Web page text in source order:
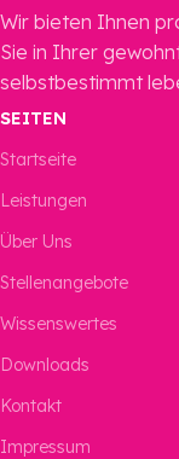
Wir bieten Ihnen
Sie in Ihrer
selbstbestimmt
SEITEN
Startseite
Leistungen
Über Uns
Stellenangebote
Wissenswertes
Downloads
Kontakt
Impressum